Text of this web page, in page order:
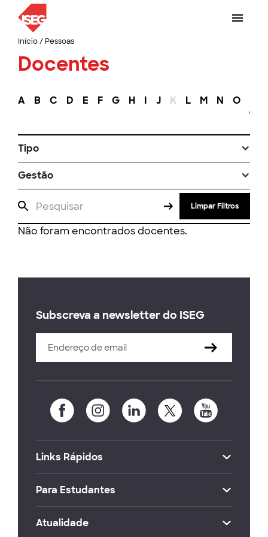
Início/ Pessoas
Docentes
A B C D E F G H I J K L M N O
Tipo
Gestão
Limpar Filtros
Não foram encontrados docentes.
Subscreva a newsletter do ISEG
Links Rápidos
Para Estudantes
Atualidade